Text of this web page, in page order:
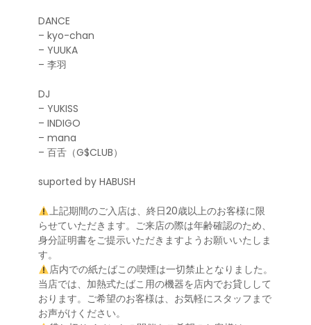
DANCE
– kyo-chan
– YUUKA
– 李羽
DJ
– YUKISS
– INDIGO
– mana
– 百舌（G$CLUB）
suported by HABUSH
上記期間のご入店は、終日20歳以上のお客様に限
らせていただきます。ご来店の際は年齢確認のため、
身分証明書をご提示いただきますようお願いいたしま
す。
店内での紙たばこの喫煙は一切禁止となりました。
当店では、加熱式たばこ用の機器を店内でお貸しして
おります。ご希望のお客様は、お気軽にスタッフまで
お声がけください。